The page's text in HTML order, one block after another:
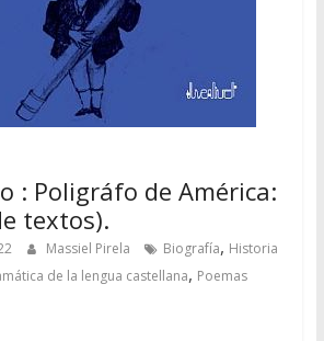
: Poligráfo de América:
textos).
Massiel Pirela Biografía, Historia
de la lengua castellana, Poemas